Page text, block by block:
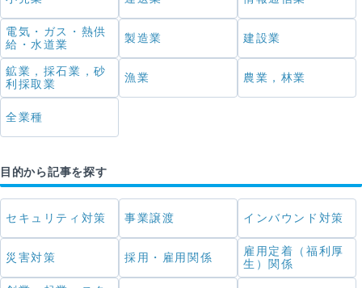
電気・ガス・熱供
給・水道業
製造業 建設業
鉱業，採石業，砂
利採取業
漁業 農業，林業
全業種
目的から記事を探す
セキュリティ対策 事業譲渡 インバウンド対策
災害対策 採用・雇用関係
雇用定着（福利厚
生）関係